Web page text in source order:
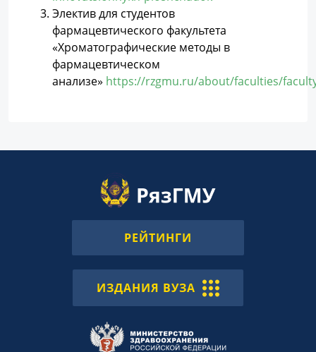
Электив для студентов
фармацевтического факультета
«Хроматографические методы в
фармацевтическом
анализе» https://rzgmu.ru/about/faculties/
РЕЙТИНГИ
ИЗДАНИЯ ВУЗА